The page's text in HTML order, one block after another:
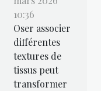
10:36
Oser associer
différentes
textures de
tissus peut
transformer